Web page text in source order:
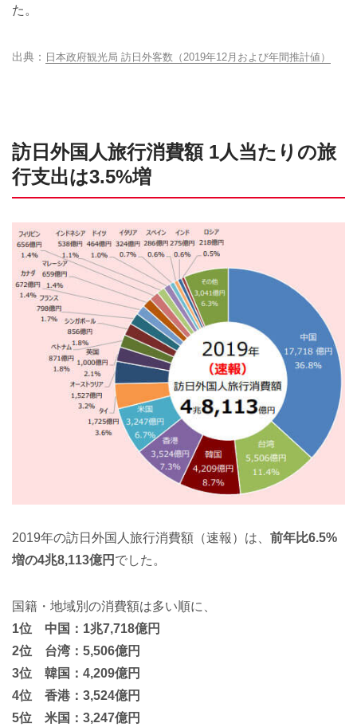
た。
日本政府観光局 訪日外客数（2019年12月および年間推計値）
訪日外国人旅行消費額 1人当たりの旅
行支出は3.5%増
2019年の訪日外国人旅行消費額（速報）は、 前年比6.5%
増の4兆8,113億円 でした。
国籍・地域別の消費額は多い順に、
1位 中国：1兆7,718億円
2位 台湾：5,506億円
3位 韓国：4,209億円
4位 香港：3,524億円
5位 米国：3,247億円